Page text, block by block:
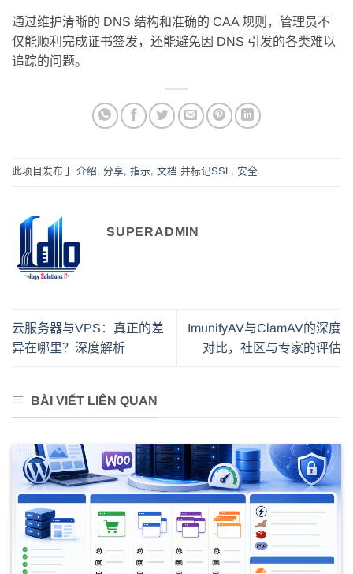
通过维护清晰的 DNS 结构和准确的 CAA 规则，管理员不
仅能顺利完成证书签发，还能避免因 DNS 引发的各类难以
追踪的问题。
此项目发布于 介绍, 分享, 指示, 文档 并标记SSL, 安全.
SUPERADMIN
云服务器与VPS：真正的差
异在哪里？深度解析
ImunifyAV与ClamAV的深度
对比，社区与专家的评估
BÀI VIẾT LIÊN QUAN